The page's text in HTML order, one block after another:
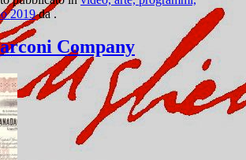
2019da.
Company